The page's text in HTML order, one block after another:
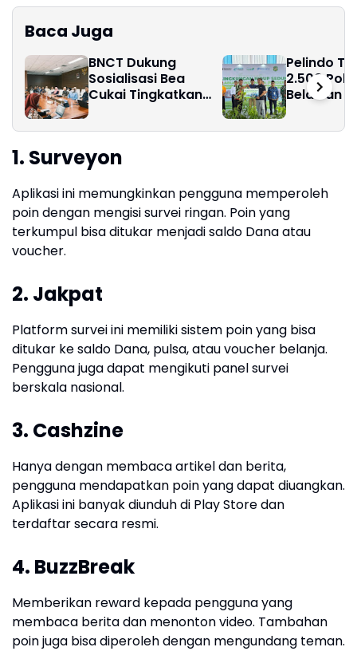
Baca Juga
BNCT Dukung
Sosialisasi Bea
Cukai Tingkatkan
Penerbitan SP3KK
Pelindo
2.500
Belawan
Hidup
1. Surveyon
Aplikasi ini memungkinkan pengguna memperoleh
poin dengan mengisi survei ringan. Poin yang
terkumpul bisa ditukar menjadi saldo Dana atau
voucher.
2. Jakpat
Platform survei ini memiliki sistem poin yang bisa
ditukar ke saldo Dana, pulsa, atau voucher belanja.
Pengguna juga dapat mengikuti panel survei
berskala nasional.
3. Cashzine
Hanya dengan membaca artikel dan berita,
pengguna mendapatkan poin yang dapat diuangkan.
Aplikasi ini banyak diunduh di Play Store dan
terdaftar secara resmi.
4. BuzzBreak
Memberikan reward kepada pengguna yang
membaca berita dan menonton video. Tambahan
poin juga bisa diperoleh dengan mengundang teman.